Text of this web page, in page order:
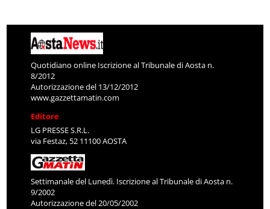
Quotidiano online Iscrizione al Tribunale di Aosta n.
8/2012
Autorizzazione del 13/12/2012
www.gazzettamatin.com
Editore
LG PRESSE S.R.L.
via Festaz, 52 11100 AOSTA
Settimanale del Lunedì. Iscrizione al Tribunale di Aosta n.
9/2002
Autorizzazione del 20/05/2002